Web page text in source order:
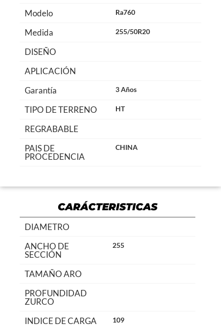
Modelo Ra760
Medida 255/50R20
DISEÑO
APLICACIÓN
Garantía
3 Años
TIPO DE TERRENO HT
REGRABABLE
PAIS DE
PROCEDENCIA
CHINA
CARÁCTERISTICAS
DIAMETRO
ANCHO DE
SECCIÓN
255
TAMAÑO ARO
PROFUNDIDAD
ZURCO
INDICE DE CARGA
109